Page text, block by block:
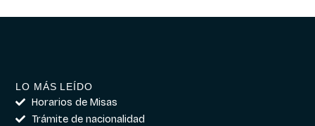
LO MÁS LEÍDO
Horarios de Misas
Trámite de nacionalidad